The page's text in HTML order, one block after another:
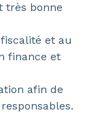
très bonne
et au
finance et
afin de